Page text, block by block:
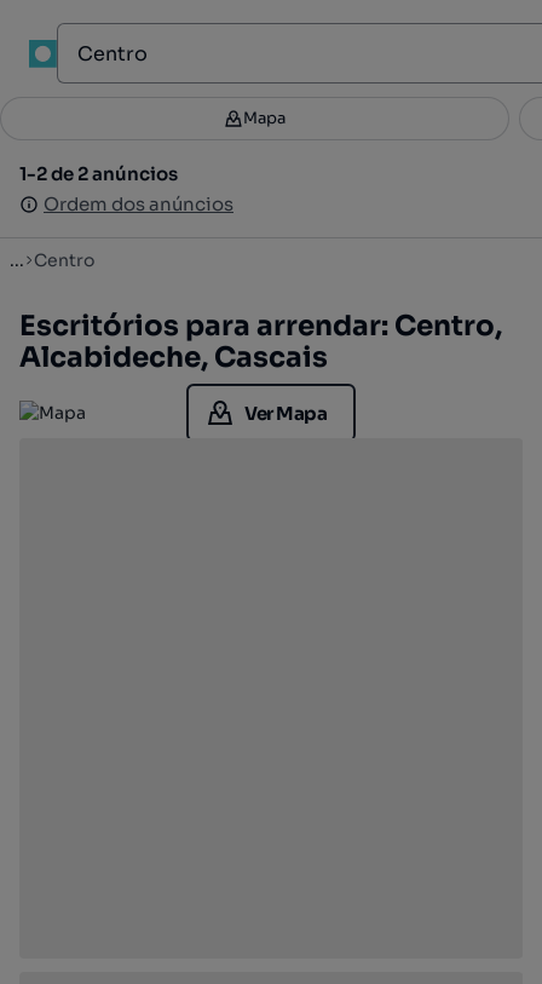
Filtros 4
1-2 de 2 anúncios
Ordem dos anúncios
Mapa
1-2 de 2 anúncios
Ordem dos anúncios
... Centro
Escritórios para arrendar: Centro,
Alcabideche, Cascais
Ver Mapa